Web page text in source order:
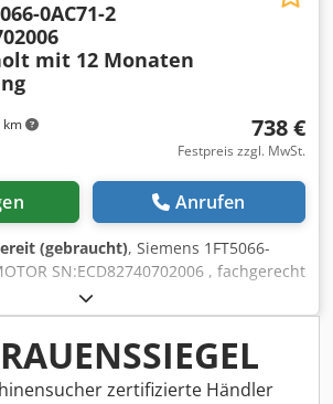
km
0AC71-2
mit 12 Monaten
738 €
Festpreis zzgl. MwSt.
Anrufen
(gebraucht), Siemens 1FT5066-
SN:ECD82740702006 , fachgerecht
getestet mit 12 Monaten
funktionsfähig, Lieferumfang gem.
gelten nicht die vereinbarten
bitte separat erfragen! Cjdpfxei D Sd
zertifizierte Händler